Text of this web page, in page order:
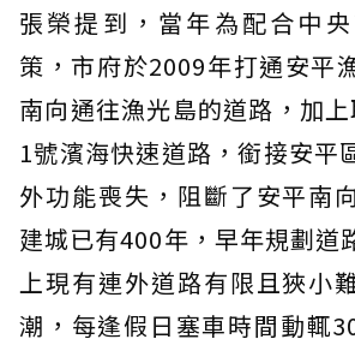
張榮提到，當年為配合中
策，市府於2009年打通安平
南向通往漁光島的道路，加
1號濱海快速道路，銜接安平
外功能喪失，阻斷了安平南
建城已有400年，早年規劃道
上現有連外道路有限且狹小
潮，每逢假日塞車時間動輒